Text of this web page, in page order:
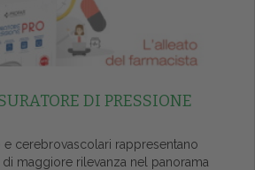
DI PRESSIONE
e cerebrovascolari rappresentano
maggiore rilevanza nel panorama